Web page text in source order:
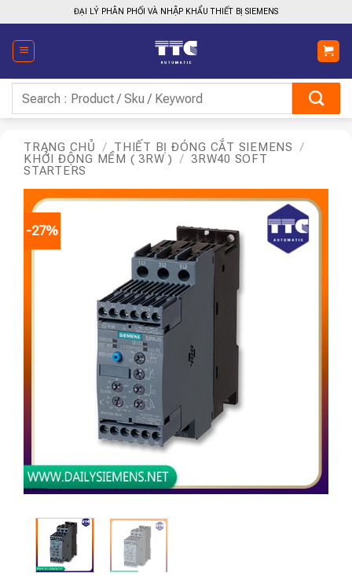
qua
nội
dung
ĐẠI LÝ PHÂN PHỐI VÀ NHẬP KHẨU THIẾT BỊ SIEMENS
kiếm:
TRANG CHỦ / THIẾT BỊ ĐÓNG CẮT SIEMENS
/
KHỞI ĐỘNG MỀM ( 3RW )
/ 3RW40 SOFT
STARTERS
-27%